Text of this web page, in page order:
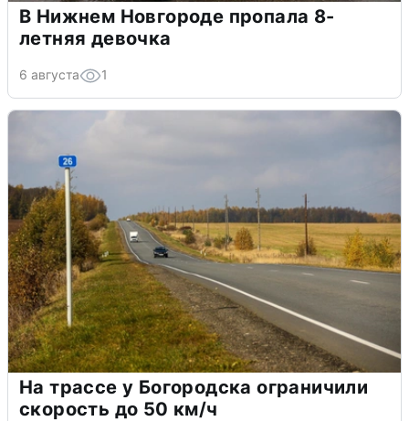
В Нижнем Новгороде пропала 8-
летняя девочка
6 августа 1
На трассе у Богородска ограничили
скорость до 50 км/ч